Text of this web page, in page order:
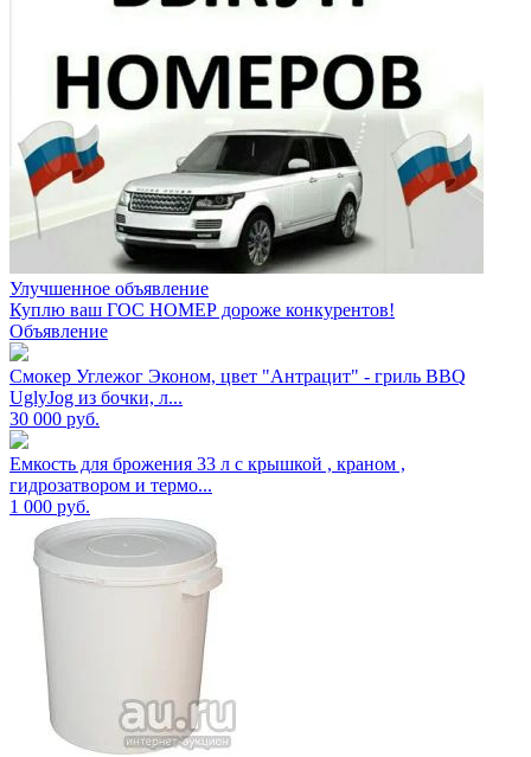
Улучшенное объявление
Куплю ваш ГОС НОМЕР дороже конкурентов!
Объявление
Смокер Углежог Эконом, цвет "Антрацит" - гриль BBQ
UglyJog из бочки, л...
30 000 руб.
Емкость для брожения 33 л с крышкой , краном ,
гидрозатвором и термо...
1 000 руб.